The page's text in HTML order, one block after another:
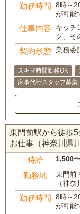
勤務時間
8時～
が可能
仕事内容
キッチ
グ、そ
契約形態 業務委
スキマ時間勤務OK
家事代行スタッフ募集
東門前駅から徒歩
お仕事（神奈川県
時給 1,500
勤務地
東門前
（神
勤務時間
8時～
が可能